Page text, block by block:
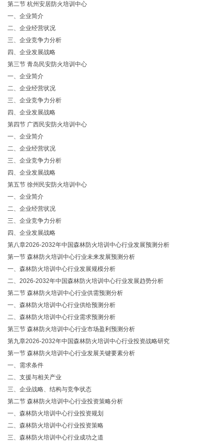
第二节 杭州安居防火培训中心
一、企业简介
二、企业经营状况
三、企业竞争力分析
四、企业发展战略
第三节 青岛民安防火培训中心
一、企业简介
二、企业经营状况
三、企业竞争力分析
四、企业发展战略
第四节 广西民安防火培训中心
一、企业简介
二、企业经营状况
三、企业竞争力分析
四、企业发展战略
第五节 徐州民安防火培训中心
一、企业简介
二、企业经营状况
三、企业竞争力分析
四、企业发展战略
第八章2026-2032年中国森林防火培训中心行业发展预测分析
第一节 森林防火培训中心行业未来发展预测分析
一、森林防火培训中心行业发展规模分析
二、 2026-2032年中国森林防火培训中心行业发展趋势分析
第二节 森林防火培训中心行业供需预测分析
一、森林防火培训中心行业供给预测分析
二、森林防火培训中心行业需求预测分析
第三节 森林防火培训中心行业市场盈利预测分析
第九章2026-2032年中国森林防火培训中心行业投资战略研究
第一节 森林防火培训中心行业发展关键要素分析
一、需求条件
二、支援与相关产业
三、企业战略、结构与竞争状态
第二节 森林防火培训中心行业投资策略分析
一、森林防火培训中心行业投资规划
二、森林防火培训中心行业投资策略
三、森林防火培训中心行业成功之道